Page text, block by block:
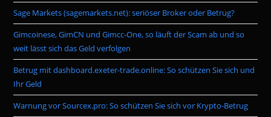
Sage Markets (sagemarkets.net): seriöser Broker oder Betrug?
Gimcoinese, GimCN und Gimcc-One, so läuft der Scam ab und so
weit lässt sich das Geld verfolgen
Betrug mit dashboard.exeter-trade.online: So schützen Sie sich und
Ihr Geld
Warnung vor Sourcex.pro: So schützen Sie sich vor Krypto-Betrug